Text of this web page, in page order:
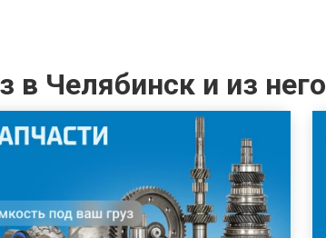
в Челябинск и из него